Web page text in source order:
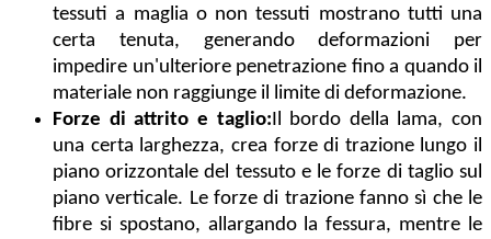
tessuti a maglia o non tessuti mostrano tutti una
certa tenuta, generando deformazioni per
impedire un'ulteriore penetrazione fino a quando il
materiale non raggiunge il limite di deformazione.
Forze di attrito e taglio: Il bordo della lama, con
una certa larghezza, crea forze di trazione lungo il
piano orizzontale del tessuto e le forze di taglio sul
piano verticale. Le forze di trazione fanno sì che le
fibre si spostano, allargando la fessura, mentre le